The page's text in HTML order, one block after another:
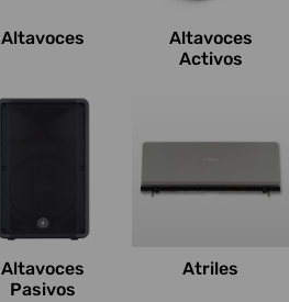
Altavoces
Altavoces
Activos
Altavoces
Pasivos
Atriles